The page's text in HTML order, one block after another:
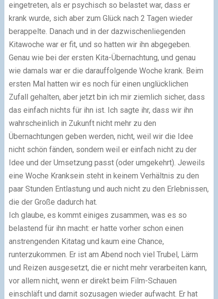
eingetreten, als er psychisch so belastet war, dass er
krank wurde, sich aber zum Glück nach 2 Tagen wieder
berappelte. Danach und in der dazwischenliegenden
Kitawoche war er fit, und so hatten wir ihn abgegeben.
Genau wie bei der ersten Kita-Übernachtung, und genau
wie damals war er die darauffolgende Woche krank. Beim
ersten Mal hatten wir es noch für einen unglücklichen
Zufall gehalten, aber jetzt bin ich mir ziemlich sicher, dass
das einfach nichts für ihn ist. Ich sagte ihr, dass wir ihn
wahrscheinlich in Zukunft nicht mehr zu den
Übernachtungen geben werden, nicht, weil wir die Idee
nicht schön fänden, sondern weil er einfach nicht zu der
Idee und der Umsetzung passt (oder umgekehrt). Jeweils
eine Woche Kranksein steht in keinem Verhältnis zu den
paar Stunden Entlastung und auch nicht zu den Erlebnissen,
die der Große dadurch hat.
Ich glaube, es kommt einiges zusammen, was es so
belastend für ihn macht: er hatte vorher schon einen
anstrengenden Kitatag und kaum eine Chance,
runterzukommen. Er ist am Abend noch viel Trubel, Lärm
und Reizen ausgesetzt, die er nicht mehr verarbeiten kann,
vor allem nicht, wenn er direkt beim Film-Schauen
einschläft und damit sozusagen wieder aufwacht. Er hat